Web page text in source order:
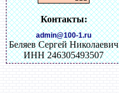
Контакты:
admin@100-1.ru
Беляев Сергей Николаевич
ИНН 246305493507